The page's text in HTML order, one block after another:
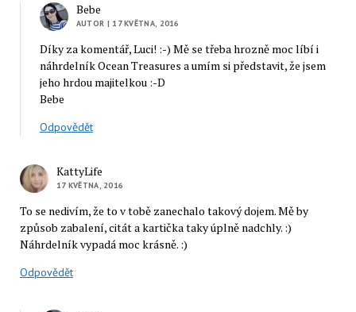
Bebe
AUTOR | 17 KVĚTNA, 2016
Díky za komentář, Luci! :-) Mě se třeba hrozně moc líbí i
náhrdelník Ocean Treasures a umím si představit, že jsem
jeho hrdou majitelkou :-D
Bebe
Odpovědět
KattyLife
17 KVĚTNA, 2016
To se nedivím, že to v tobě zanechalo takový dojem. Mě by
způsob zabalení, citát a kartička taky úplně nadchly. :)
Náhrdelník vypadá moc krásně. :)
Odpovědět